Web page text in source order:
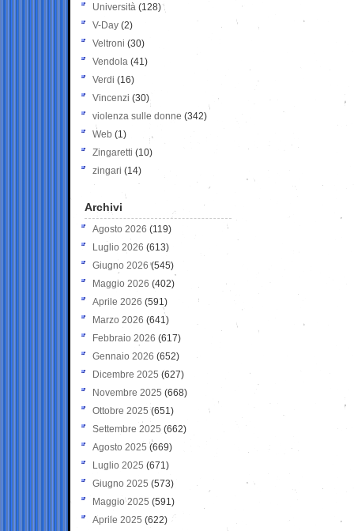
Università (128)
V-Day (2)
Veltroni (30)
Vendola (41)
Verdi (16)
Vincenzi (30)
violenza sulle donne (342)
Web (1)
Zingaretti (10)
zingari (14)
Archivi
Agosto 2026 (119)
Luglio 2026 (613)
Giugno 2026 (545)
Maggio 2026 (402)
Aprile 2026 (591)
Marzo 2026 (641)
Febbraio 2026 (617)
Gennaio 2026 (652)
Dicembre 2025 (627)
Novembre 2025 (668)
Ottobre 2025 (651)
Settembre 2025 (662)
Agosto 2025 (669)
Luglio 2025 (671)
Giugno 2025 (573)
Maggio 2025 (591)
Aprile 2025 (622)